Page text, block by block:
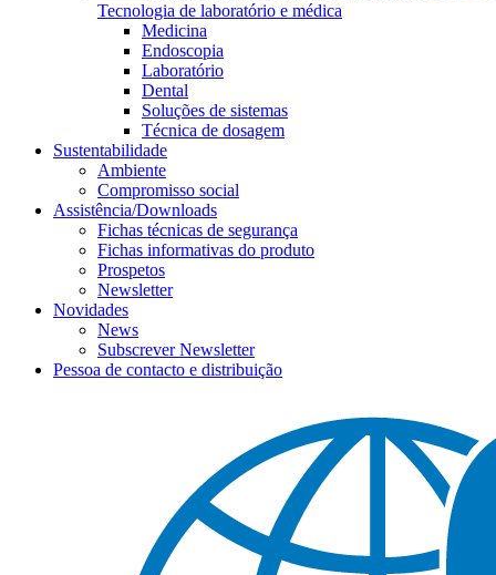
Tecnologia de laboratório e médica
Medicina
Endoscopia
Laboratório
Dental
Soluções de sistemas
Técnica de dosagem
Sustentabilidade
Ambiente
Compromisso social
Assistência/Downloads
Fichas técnicas de segurança
Fichas informativas do produto
Prospetos
Newsletter
Novidades
News
Subscrever Newsletter
Pessoa de contacto e distribuição